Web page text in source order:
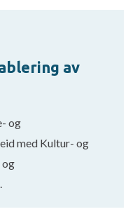
av
og
med Kultur- og
og